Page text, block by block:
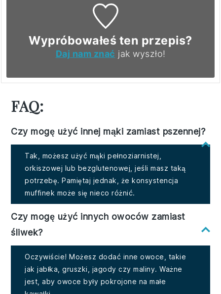
Wypróbowałeś ten przepis?
Daj nam znać jak wyszło!
FAQ:
Czy mogę użyć innej mąki zamiast pszennej?
Tak, możesz użyć mąki pełnoziarnistej,
orkiszowej lub bezglutenowej, jeśli masz taką
potrzebę. Pamiętaj jednak, że konsystencja
muffinek może się nieco różnić.
Czy mogę użyć innych owoców zamiast
śliwek?
Oczywiście! Możesz dodać inne owoce, takie
jak jabłka, gruszki, jagody czy maliny. Ważne
jest, aby owoce były pokrojone na małe